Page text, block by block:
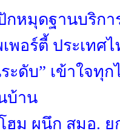
กหมุดฐานบริก
เพอร์ตี้ ประเท
ะดับ” เข้าใจทุ
บ้าน
ฮม ผนึก สมอ.